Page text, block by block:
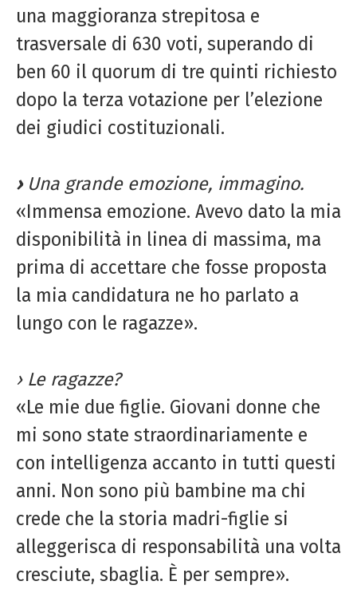
una maggioranza strepitosa e
trasversale di 630 voti, superando di
ben 60 il quorum di tre quinti richiesto
dopo la terza votazione per l’elezione
dei giudici costituzionali.
›Una grande emozione, immagino.
«Immensa emozione. Avevo dato la mia
disponibilità in linea di massima, ma
prima di accettare che fosse proposta
la mia candidatura ne ho parlato a
lungo con le ragazze».
› Le ragazze?
«Le mie due figlie. Giovani donne che
mi sono state straordinariamente e
con intelligenza accanto in tutti questi
anni. Non sono più bambine ma chi
crede che la storia madri-figlie si
alleggerisca di responsabilità una volta
cresciute, sbaglia. È per sempre».